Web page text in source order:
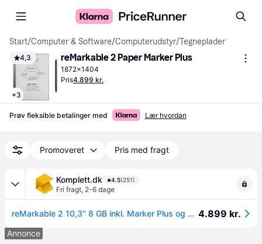
Start/Computer & Software/Computerudstyr/Tegneplader
4,3
+3
reMarkable 2 Paper Marker Plus
1872x1404
Pris4.899 kr.
Prøv fleksible betalinger med Lær hvordan
Promoveret Pris med fragt
Komplett.dk 4.5(251)
Fri fragt, 2-6 dage
reMarkable 2 10,3'' 8 GB inkl. Marker Plus og Book Folio (sort læder) 4.899 kr.
Annonce